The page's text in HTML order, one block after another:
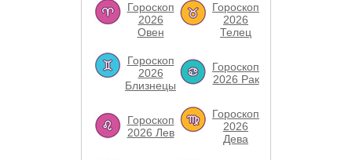
Гороскоп
2026
Овен
Гороскоп
2026
Телец
Гороскоп
2026
Близнецы
Гороскоп
2026 Рак
Гороскоп
2026 Лев
Гороскоп
2026
Дева